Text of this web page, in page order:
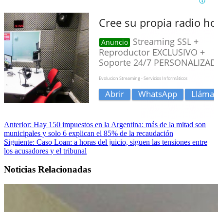
Anterior: Hay 150 impuestos en la Argentina: más de la mitad son
municipales y solo 6 explican el 85% de la recaudación
Siguiente: Caso Loan: a horas del juicio, siguen las tensiones entre
los acusadores y el tribunal
Noticias Relacionadas